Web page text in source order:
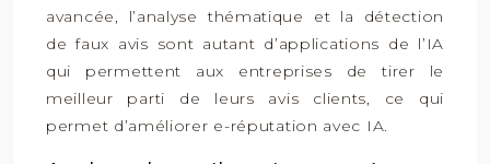
avancée, l’analyse thématique et la détection
de faux avis sont autant d’applications de l’IA
qui permettent aux entreprises de tirer le
meilleur parti de leurs avis clients, ce qui
permet d’améliorer e-réputation avec IA.